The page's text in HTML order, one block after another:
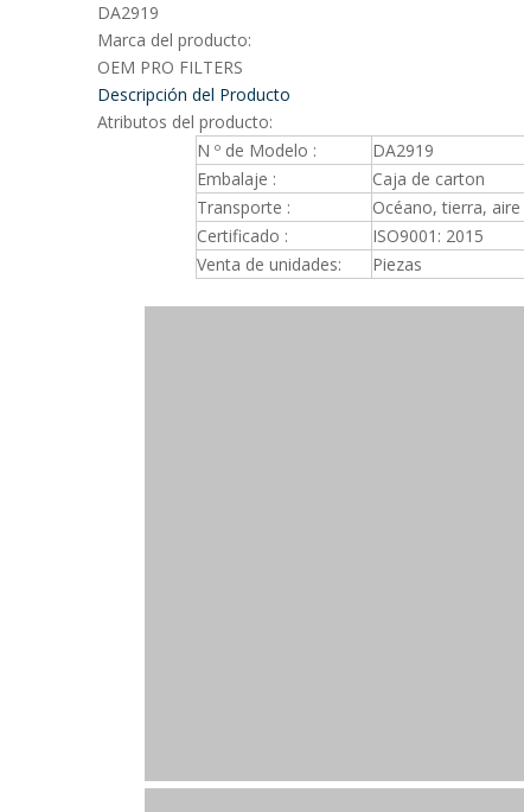
DA2919
Marca del producto:
OEM PRO FILTERS
Descripción del Producto
Atributos del producto:
N º de Modelo :
DA2919
Embalaje :
Caja de carton
Transporte :
Océano, tierra, aire
Certificado :
ISO9001: 2015
Venta de unidades:
Piezas